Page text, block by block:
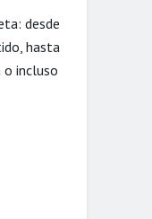
desde
hasta
o incluso